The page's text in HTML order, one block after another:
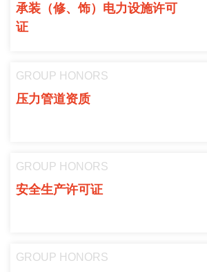
承装（修、饰）电力设施许可
证
GROUP HONORS
压力管道资质
GROUP HONORS
安全生产许可证
GROUP HONORS